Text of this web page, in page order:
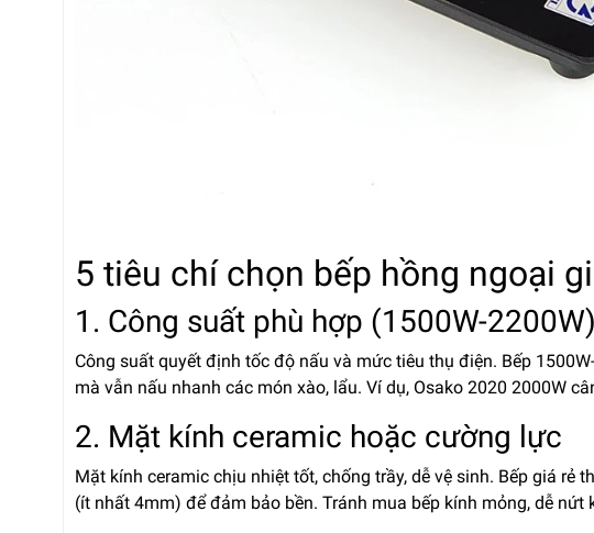
5 tiêu chí chọn bếp hồng ngoại
1. Công suất phù hợp (1500W-2200W)
Công suất quyết định tốc độ nấu và mức tiêu thụ điện. Bếp
mà vẫn nấu nhanh các món xào, lẩu. Ví dụ, Osako 2020 2000W
2. Mặt kính ceramic hoặc cường lực
Mặt kính ceramic chịu nhiệt tốt, chống trầy, dễ vệ sinh. Bếp giá
(ít nhất 4mm) để đảm bảo bền. Tránh mua bếp kính mỏng, dễ nứt